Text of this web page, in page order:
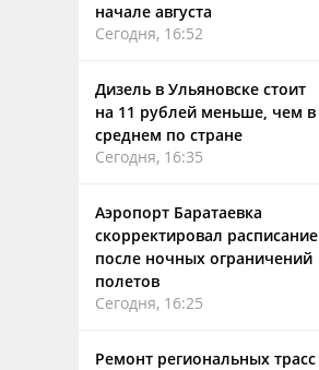
начале августа
Сегодня, 16:52
Дизель в Ульяновске стоит
на 11 рублей меньше, чем в
среднем по стране
Сегодня, 16:35
Аэропорт Баратаевка
скорректировал расписание
после ночных ограничений
полетов
Сегодня, 16:25
Ремонт региональных трасс